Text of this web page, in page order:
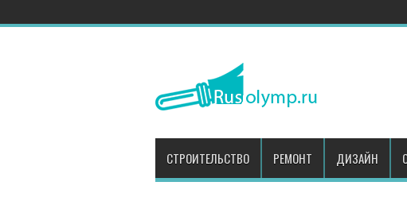
СТРОИТЕЛЬСТВО РЕМОНТ ДИЗАЙН